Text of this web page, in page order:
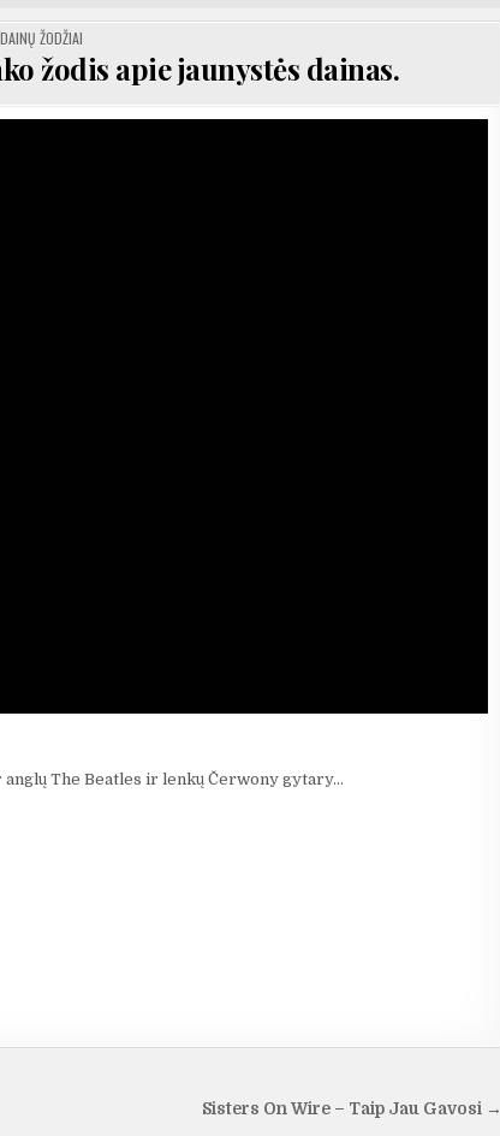
POSTED
IN
DAINŲ ŽODŽIAI
žodis apie jaunystės dainas.
The Beatles ir lenkų Čerwony gytary…
Sisters On Wire – Taip Jau Gavosi →